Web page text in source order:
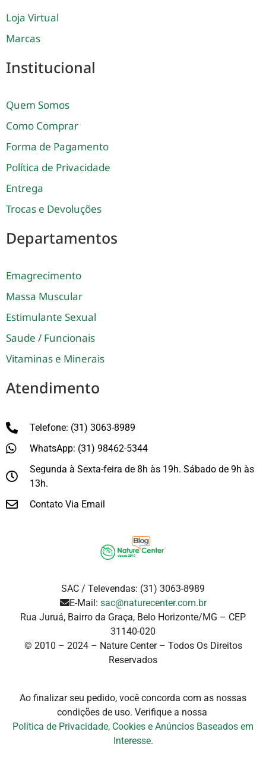
Loja Virtual
Marcas
Institucional
Quem Somos
Como Comprar
Forma de Pagamento
Política de Privacidade
Entrega
Trocas e Devoluções
Departamentos
Emagrecimento
Massa Muscular
Estimulante Sexual
Saude / Funcionais
Vitaminas e Minerais
Atendimento
Telefone: (31) 3063-8989
WhatsApp: (31) 98462-5344
Segunda à Sexta-feira de 8h às 19h. Sábado de 9h às
13h.
Contato Via Email
SAC / Televendas: (31) 3063-8989
E-Mail: sac@naturecenter.com.br
Rua Juruá, Bairro da Graça, Belo Horizonte/MG – CEP
31140-020
© 2010 – 2024 – Nature Center – Todos Os Direitos
Reservados
Ao finalizar seu pedido, você concorda com as nossas
condições de uso. Verifique a nossa
Política de Privacidade, Cookies e Anúncios Baseados em
Interesse.